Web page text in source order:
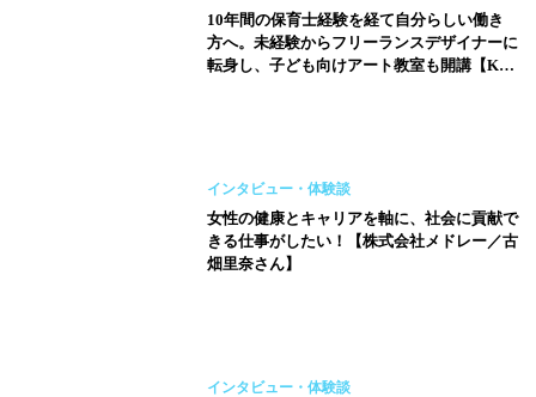
10年間の保育士経験を経て自分らしい働き
方へ。未経験からフリーランスデザイナーに
転身し、子ども向けアート教室も開講【Kids
インタビュー・体験談
女性の健康とキャリアを軸に、社会に貢献で
きる仕事がしたい！【株式会社メドレー／古
畑里奈さん】
インタビュー・体験談